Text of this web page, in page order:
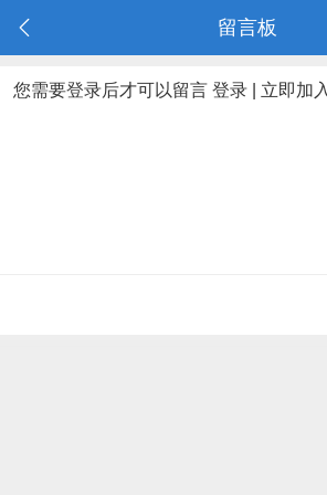
留言板
您需要登录后才可以留言 登录 立即加入